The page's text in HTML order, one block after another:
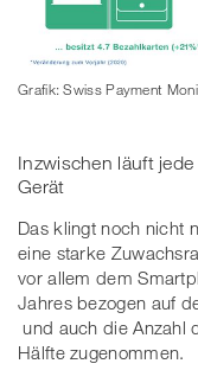
Grafik: Swiss Payment
Inzwischen läuft
Gerät
Das klingt noch nicht
eine starke
vor allem dem
Jahres bezogen auf
und auch die Anzahl
Hälfte zugenommen.